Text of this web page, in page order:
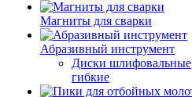
Магниты для сварки
Абразивный инструмент
Диски шлифовальные
гибкие